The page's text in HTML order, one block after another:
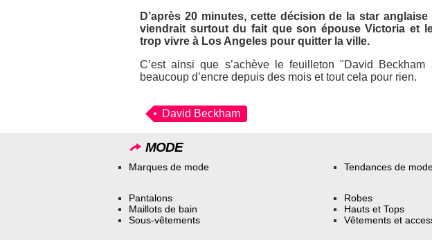
D’après 20 minutes, cette décision de la star
viendrait surtout du fait que son épouse Victoria et
trop vivre à Los Angeles pour quitter la ville.
C’est ainsi que s’achève le feuilleton "David
beaucoup d’encre depuis des mois et tout cela pour rien.
David Beckham
MODE
Marques de mode Tendances de
Pantalons
Maillots de bain
Sous-vêtements
Robes
Hauts et Tops
Vêtements et